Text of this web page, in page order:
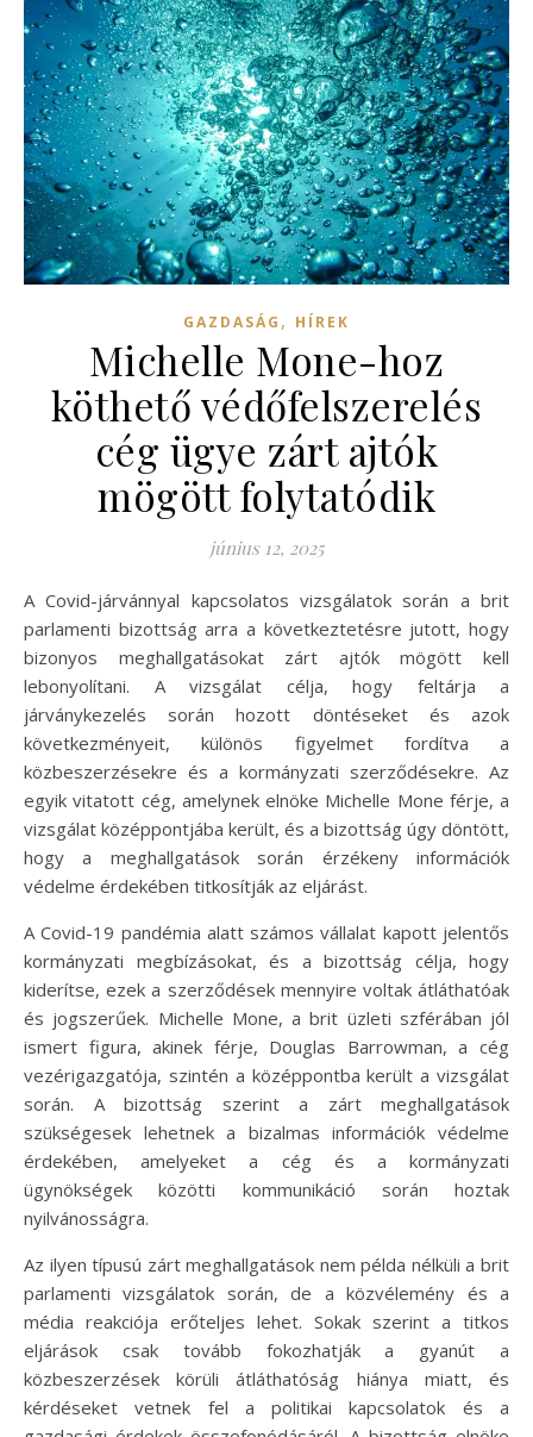
GAZDASÁG , HÍREK
Michelle Mone-hoz
köthető védőfelszerelés
cég ügye zárt ajtók
mögött folytatódik
június 12, 2025
A Covid-járvánnyal kapcsolatos vizsgálatok során a brit
parlamenti bizottság arra a következtetésre jutott, hogy
bizonyos meghallgatásokat zárt ajtók mögött kell
lebonyolítani. A vizsgálat célja, hogy feltárja a
járványkezelés során hozott döntéseket és azok
következményeit, különös figyelmet fordítva a
közbeszerzésekre és a kormányzati szerződésekre. Az
egyik vitatott cég, amelynek elnöke Michelle Mone férje, a
vizsgálat középpontjába került, és a bizottság úgy döntött,
hogy a meghallgatások során érzékeny információk
védelme érdekében titkosítják az eljárást.
A Covid-19 pandémia alatt számos vállalat kapott jelentős
kormányzati megbízásokat, és a bizottság célja, hogy
kiderítse, ezek a szerződések mennyire voltak átláthatóak
és jogszerűek. Michelle Mone, a brit üzleti szférában jól
ismert figura, akinek férje, Douglas Barrowman, a cég
vezérigazgatója, szintén a középpontba került a vizsgálat
során. A bizottság szerint a zárt meghallgatások
szükségesek lehetnek a bizalmas információk védelme
érdekében, amelyeket a cég és a kormányzati
ügynökségek közötti kommunikáció során hoztak
nyilvánosságra.
Az ilyen típusú zárt meghallgatások nem példa nélküli a brit
parlamenti vizsgálatok során, de a közvélemény és a
média reakciója erőteljes lehet. Sokak szerint a titkos
eljárások csak tovább fokozhatják a gyanút a
közbeszerzések körüli átláthatóság hiánya miatt, és
kérdéseket vetnek fel a politikai kapcsolatok és a